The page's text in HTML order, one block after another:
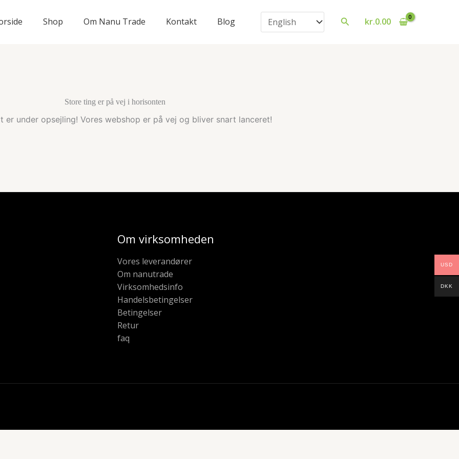
Shop Om Nanu Trade Kontakt Blog
Vælg
sprog
Søg kr.0.00
Store ting er på vej i horisonten
er under opsejling! Vores webshop er på vej og bliver snart lanceret!
Om virksomheden
Vores leverandører
Om nanutrade
Virksomhedsinfo
Handelsbetingelser
Betingelser
Retur
faq
USD
DKK